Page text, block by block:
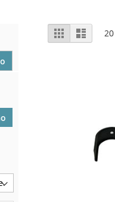
View
as
Grid List 20